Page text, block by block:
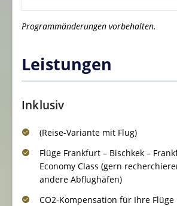
Programmänderungen vorbehalten.
Leistungen
Inklusiv
(Reise-Variante mit Flug)
Flüge Frankfurt – Bischkek –
Economy Class (gern
andere Abflughäfen)
CO2-Kompensation für Ihre Flüge